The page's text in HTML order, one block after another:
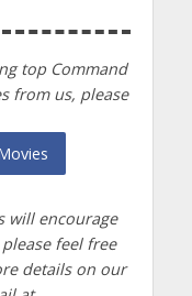
top Command
from us, please
will encourage
feel free
details on our